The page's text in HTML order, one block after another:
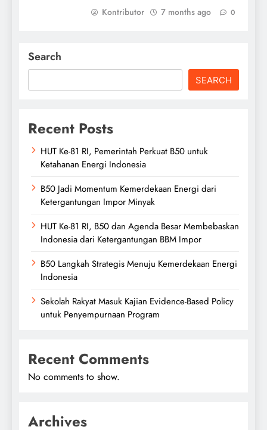
Kontributor 7 months ago 0
Search
SEARCH
Recent Posts
HUT Ke-81 RI, Pemerintah Perkuat B50 untuk
Ketahanan Energi Indonesia
B50 Jadi Momentum Kemerdekaan Energi dari
Ketergantungan Impor Minyak
HUT Ke-81 RI, B50 dan Agenda Besar Membebaskan
Indonesia dari Ketergantungan BBM Impor
B50 Langkah Strategis Menuju Kemerdekaan Energi
Indonesia
Sekolah Rakyat Masuk Kajian Evidence-Based Policy
untuk Penyempurnaan Program
Recent Comments
No comments to show.
Archives